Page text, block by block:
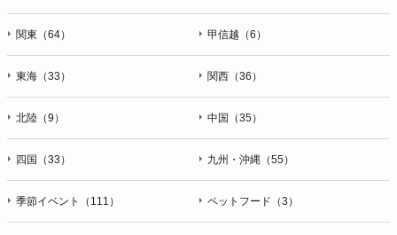
関東（64） 甲信越（6）
東海（33） 関西（36）
北陸（9） 中国（35）
四国（33） 九州・沖縄（55）
季節イベント（111） ペットフード（3）